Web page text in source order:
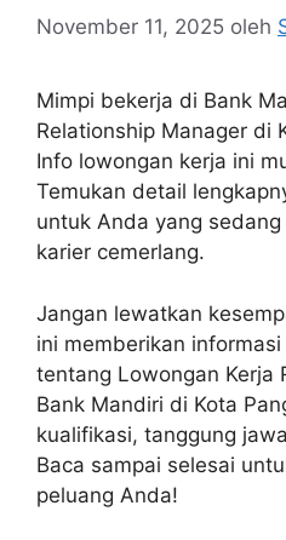
November 11, 2025 oleh
Mimpi bekerja di Bank
Relationship Manager di
Info lowongan kerja ini
Temukan detail
untuk Anda yang
karier cemerlang.
Jangan lewatkan
ini memberikan
tentang Lowongan Kerja
Bank Mandiri di Kota
kualifikasi, tanggung
Baca sampai selesai
peluang Anda!